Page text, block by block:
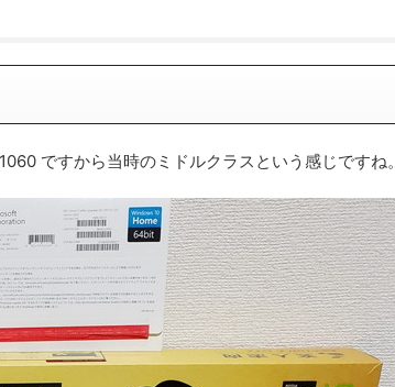
ですから当時のミドルクラスという感じですね。